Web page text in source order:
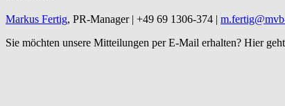
Markus Fertig, PR-Manager | +49 69 1306-374 |
Sie möchten unsere Mitteilungen per E-Mail erhalten? Hier